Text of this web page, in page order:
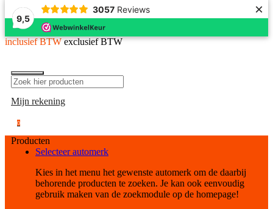
9,5
3057 Reviews ×
inclusief BTW exclusief BTW
Mijn rekening
0
Producten
Selecteer automerk
Kies in het menu het gewenste automerk om de daarbij
behorende producten te zoeken. Je kan ook eenvoudig
gebruik maken van de zoekmodule op de homepage!